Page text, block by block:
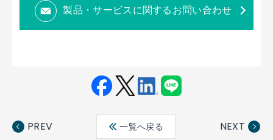
製品・サービスに関するお問い合わせ
ebo ter
edin
PREV 一覧へ戻る NEXT